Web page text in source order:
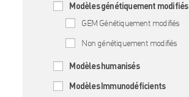
Modèles génétiquement modifiés
GEM Génétiquement modifiés
Non génétiquement modifiés
Modèles humanisés
Modèles Immunodéficients